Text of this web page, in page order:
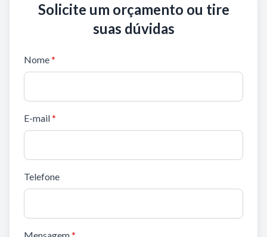
Solicite um orçamento ou tire
suas dúvidas
Nome*
E-mail*
Telefone